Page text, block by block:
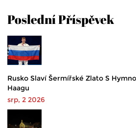
Poslední Příspěvek
Rusko Slaví Šermířské Zlato S
Haagu
srp, 2 2026